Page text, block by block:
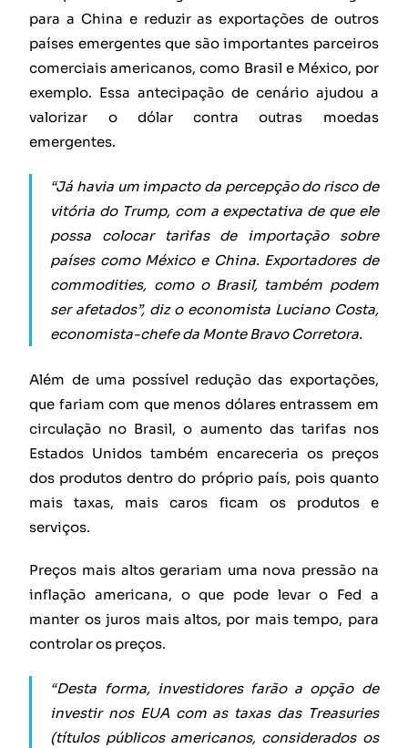
para a China e reduzir as exportações de outros
países emergentes que são importantes parceiros
comerciais americanos, como Brasil e México, por
exemplo. Essa antecipação de cenário ajudou a
valorizar o dólar contra outras moedas
emergentes.
“Já havia um impacto da percepção do risco de
vitória do Trump, com a expectativa de que ele
possa colocar tarifas de importação sobre
países como México e China. Exportadores de
commodities, como o Brasil, também podem
ser afetados”, diz o economista Luciano Costa,
economista-chefe da Monte Bravo Corretora.
Além de uma possível redução das exportações,
que fariam com que menos dólares entrassem em
circulação no Brasil, o aumento das tarifas nos
Estados Unidos também encareceria os preços
dos produtos dentro do próprio país, pois quanto
mais taxas, mais caros ficam os produtos e
serviços.
Preços mais altos gerariam uma nova pressão na
inflação americana, o que pode levar o Fed a
manter os juros mais altos, por mais tempo, para
controlar os preços.
“Desta forma, investidores farão a opção de
investir nos EUA com as taxas das Treasuries
(títulos públicos americanos, considerados os